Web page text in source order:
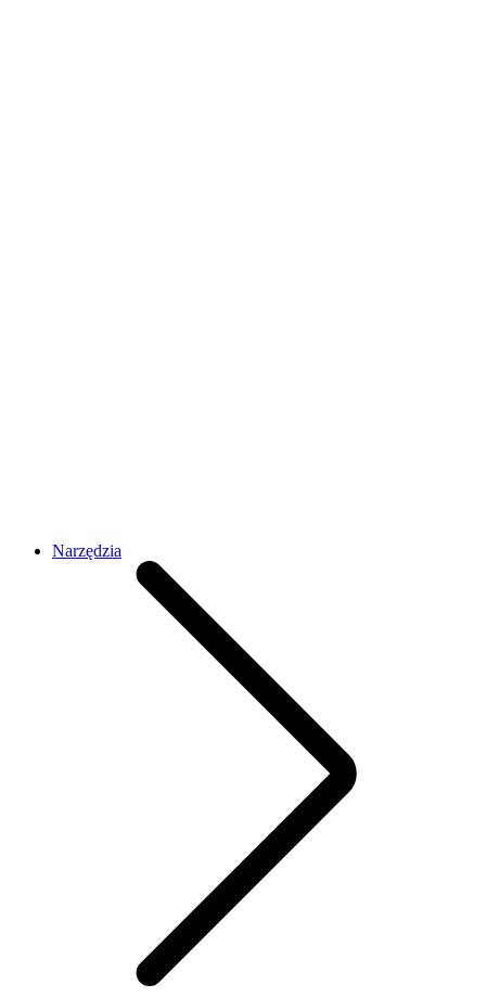
Narzędzia